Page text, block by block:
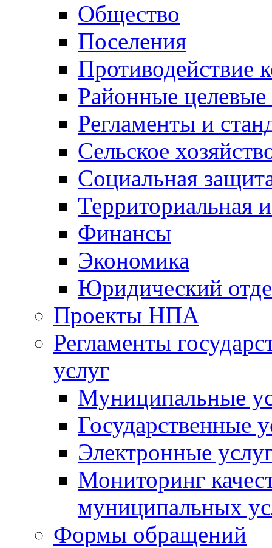
Общество
Поселения
Противодействие
Районные
Регламенты и
Сельское
Социальная
Территориальная
Финансы
Экономика
Юридический
Проекты НПА
Регламенты
услуг
Муниципальные
Государственные
Электронные
Мониторинг
муниципальных
Формы обращений